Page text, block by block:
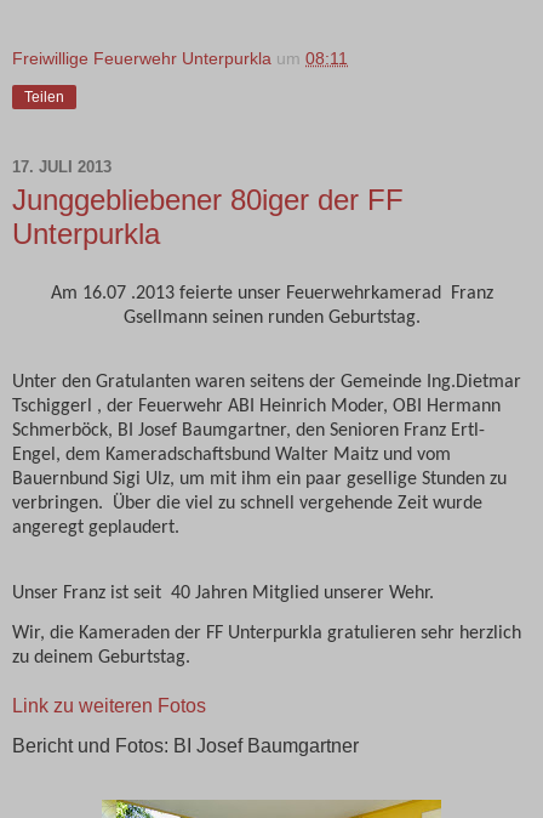
Freiwillige Feuerwehr Unterpurkla um 08:11
Teilen
17. JULI 2013
Junggebliebener 80iger der FF
Unterpurkla
Am 16.07 .2013 feierte unser Feuerwehrkamerad
Franz
Gsellmann seinen runden Geburtstag.
Unter den Gratulanten waren seitens der Gemeinde Ing.Dietmar
Tschiggerl , der Feuerwehr ABI Heinrich Moder, OBI Hermann
Schmerböck, BI Josef Baumgartner, den Senioren Franz Ertl-
Engel, dem Kameradschaftsbund Walter Maitz und vom
Bauernbund Sigi Ulz, um mit ihm ein paar gesellige Stunden zu
verbringen. Über die viel zu schnell vergehende Zeit wurde
angeregt geplaudert.
Unser Franz ist seit 40 Jahren Mitglied unserer Wehr.
Wir, die Kameraden der FF Unterpurkla gratulieren sehr herzlich
zu deinem Geburtstag.
Link zu weiteren Fotos
Bericht und Fotos: BI Josef Baumgartner